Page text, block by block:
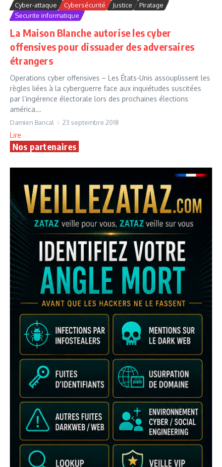
Cyber-attaque Cybersécurité Justice
Piratage
Securite informatique
La Maison Blanche autorise les cyber
offensives pour dissuader des adversaires
étrangers
Operations cyber offensives – Les États-Unis assouplissent les
règles liées à la cyberguerre face aux inquiétudes suscitées
par l’ingérence électorale lors des prochaines élections
américa...
Damien Bancal 23 septembre 2018
Lire
Nos partenaires